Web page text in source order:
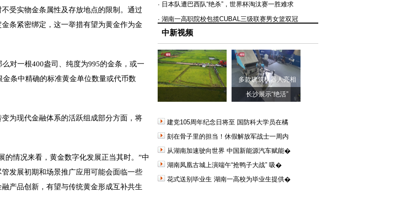
受实物金条属性及存放地点的限制。通过
条紧密绑定，这一举措有望为黄金作为金
一根400盎司、纯度为995的金条，或一
条中精确的标准黄金单位数量或代币数
现代金融体系的活跃组成部分方面，将
情况来看，黄金数字化发展正当其时。”中
发展初期和场景推广应用可能会面临一些
产品创新，有望与传统黄金形成互补共生
· 日本队遭巴西队“绝杀”，世界杯淘汰赛一胜难求
· 湖南一高职院校包揽CUBAL三级联赛男女篮双冠
中新视频
多款建筑机器人亮相
长沙展示“绝活”
建党105周年纪念日将至 国防科大学员在橘
刻在骨子里的担当！休假解放军战士一周内
从湖南加速驶向世界 中国新能源汽车赋能�
湖南凤凰古城上演端午“抢鸭子大战” 吸�
花式送别毕业生 湖南一高校为毕业生提供�